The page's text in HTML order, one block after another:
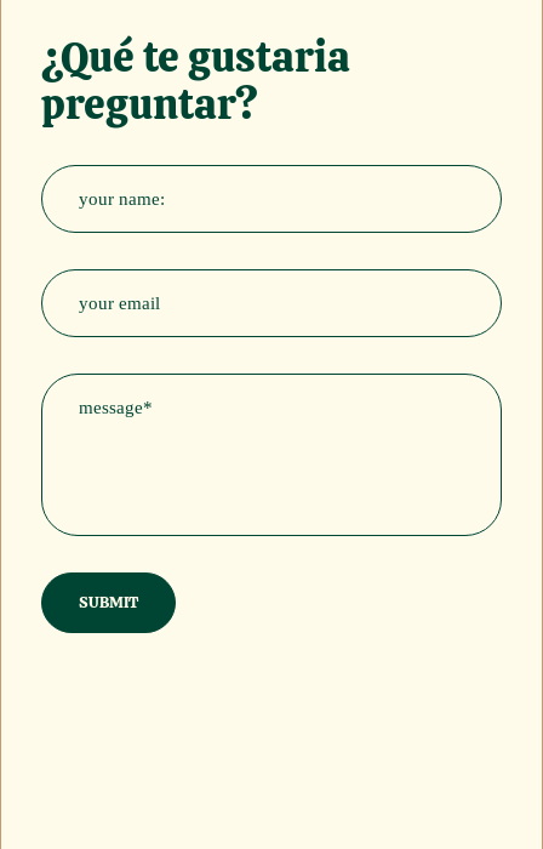
¿Qué te gustaria
preguntar?